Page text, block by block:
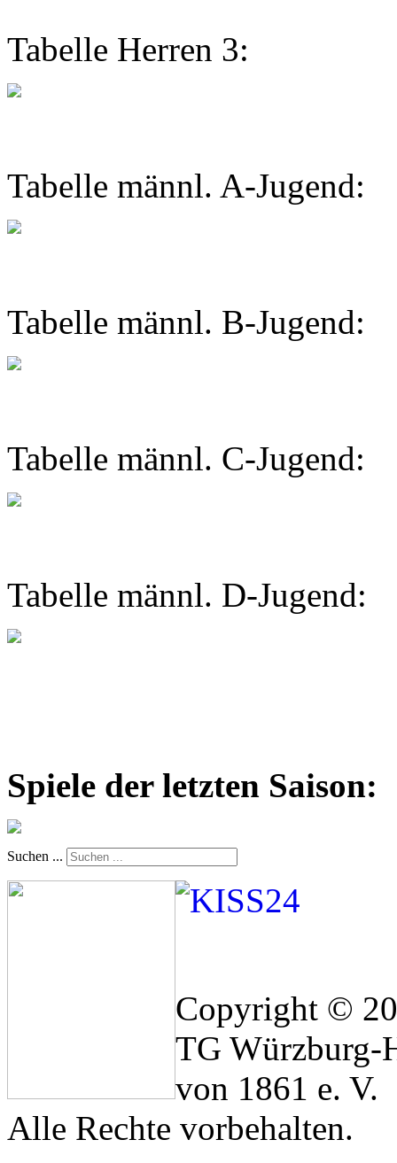
Tabelle Herren 3:
Tabelle männl. A-Jugend:
Tabelle männl. B-Jugend:
Tabelle männl. C-Jugend:
Tabelle männl. D-Jugend:
Spiele der letzten Saison:
Suchen ...
Copyright ©
TG Würzburg-
von 1861 e. V.
Alle Rechte vorbehalten.